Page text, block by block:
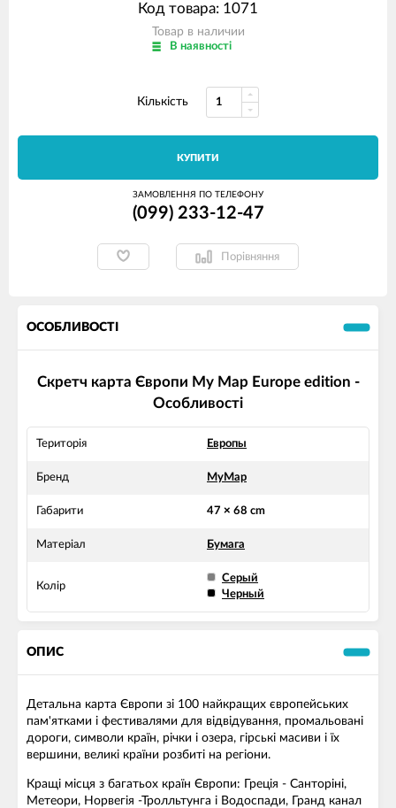
Код товара: 1071
Товар в наличии
В наявності
Кількість
КУПИТИ
ЗАМОВЛЕННЯ ПО ТЕЛЕФОНУ
(099) 233-12-47
Порівняння
ОСОБЛИВОСТІ
Скретч карта Європи My Map Europe edition -
Особливості
Територія Европы
Бренд MyMap
Габарити 47 × 68 cm
Матеріал Бумага
Колір
Серый
Черный
ОПИС
Детальна карта Європи зі 100 найкращих європейських
пам'ятками і фестивалями для відвідування, промальовані
дороги, символи країн, річки і озера, гірські масиви і їх
вершини, великі країни розбиті на регіони.
Кращі місця з багатьох країн Європи: Греція - Санторіні,
Метеори, Норвегія -Тролльтунга і Водоспади, Гранд канал